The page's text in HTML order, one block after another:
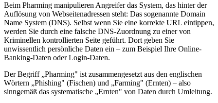
Beim Pharming manipulieren Angreifer das System, das hinter der
Auflösung von Webseitenadressen steht: Das sogenannte Domain
Name System (DNS). Selbst wenn Sie eine korrekte URL eintippen,
werden Sie durch eine falsche DNS-Zuordnung zu einer von
Kriminellen kontrollierten Seite geführt. Dort geben Sie
unwissentlich persönliche Daten ein – zum Beispiel Ihre Online-
Banking-Daten oder Login-Daten.
Der Begriff „Pharming" ist zusammengesetzt aus den englischen
Wörtern „Phishing" (Fischen) und „Farming" (Ernten) – also
sinngemäß das systematische „Ernten" von Daten durch Umleitung.